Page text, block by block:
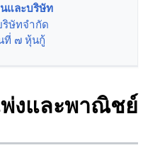
และบริษัท
ษัทจำกัด
ที่ ๗ หุ้นกู้
งและพาณิชย์